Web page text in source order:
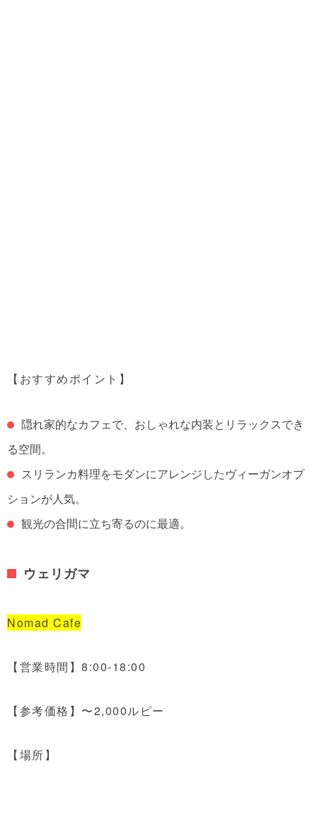
【おすすめポイント】
隠れ家的なカフェで、おしゃれな内装とリラックスでき
る空間。
スリランカ料理をモダンにアレンジしたヴィーガンオプ
ションが人気。
観光の合間に立ち寄るのに最適。
ウェリガマ
Nomad Cafe
【営業時間】8:00-18:00
【参考価格】〜2,000ルピー
【場所】